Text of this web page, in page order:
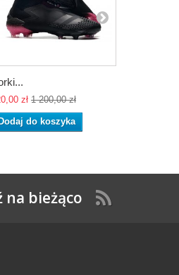
zł 1 200,00 zł
Dodaj do koszyka
na bieżąco